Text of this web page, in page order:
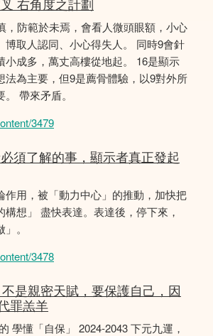
，防範於未焉，會看人微頭眼額，小心
博取人認同、小心得失人。 同時9會針
小成多，萬丈高樓從地起。 16是顯示
法為主要，但9是薦骨體驗，以9對外所
帶來矛盾。
3479
須了解的事，顯示者真正發起
作用，被「動力中心」的推動，加快把
構想」 盡快表達。表達後，停下來，
。
3478
是親密天賦，要保護自己，因
罪羔羊
學懂「自保」 2024-2043 下元九運，